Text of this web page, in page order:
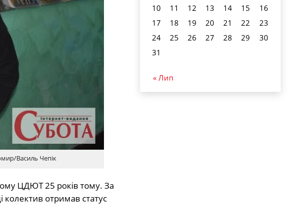
Василь Чепік
ЦДЮТ 25 років тому. За
колектив отримав статус
10
11 12 13 14 15
16
17
18 19 20 21 22
23
24
25 26 27 28 29
30
31
« Лип